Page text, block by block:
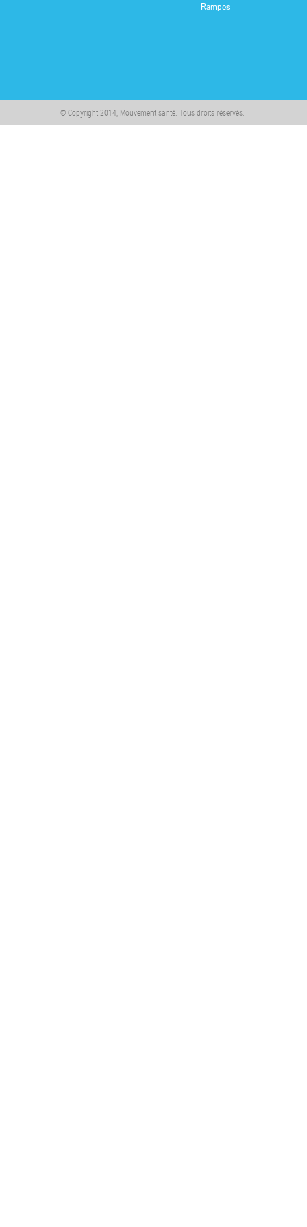
Rampes
© Copyright 2014, Mouvement santé. Tous droits réservés.